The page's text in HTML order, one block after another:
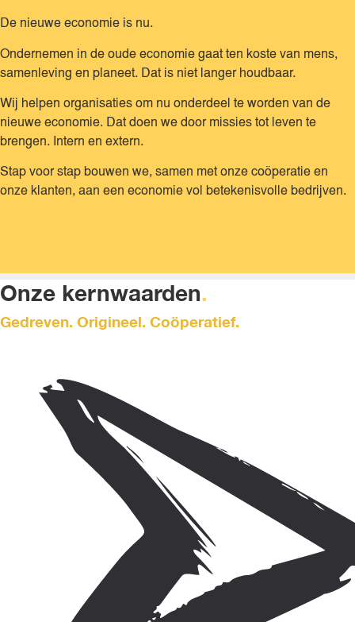
De nieuwe economie is nu.
Ondernemen in de oude economie gaat ten koste van mens,
samenleving en planeet. Dat is niet langer houdbaar.
Wij helpen organisaties om nu onderdeel te worden van de
nieuwe economie. Dat doen we door missies tot leven te
brengen. Intern en extern.
Stap voor stap bouwen we, samen met onze coöperatie en
onze klanten, aan een economie vol betekenisvolle bedrijven.
Onze kernwaarden.
Gedreven. Origineel. Coöperatief.